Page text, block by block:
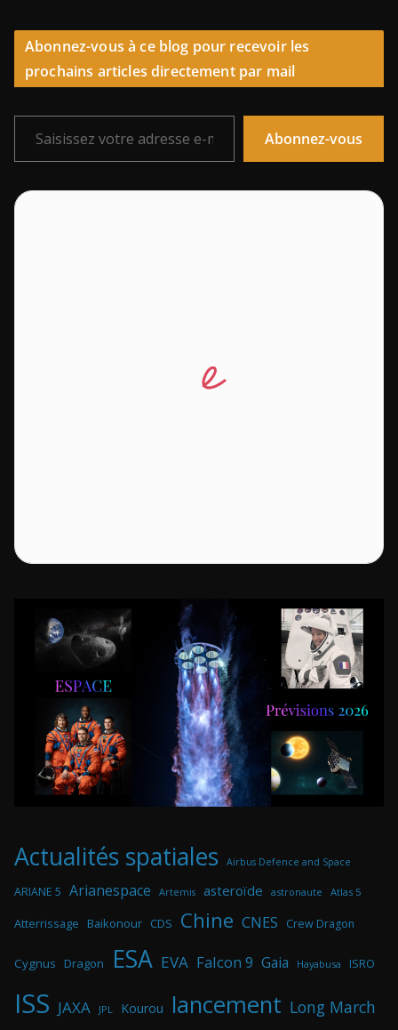
Abonnez-vous à ce blog pour recevoir les
prochains articles directement par mail
Saisissez votre adresse e-mail…
Abonnez-vous
Actualités spatiales Airbus Defence and Space
ARIANE 5 Arianespace Artemis asteroïde astronaute Atlas 5
Atterrissage Baikonour CDS Chine CNES Crew Dragon
Cygnus Dragon ESA EVA Falcon 9 Gaia Hayabusa ISRO
ISS JAXA JPL Kourou lancement Long March